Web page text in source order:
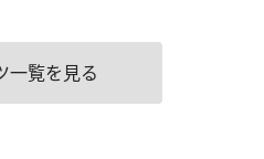
一覧を見る